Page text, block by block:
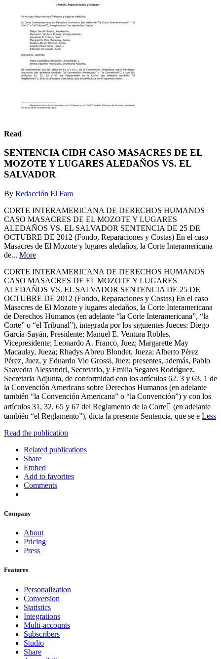
Read
SENTENCIA CIDH CASO MASACRES DE EL
MOZOTE Y LUGARES ALEDAÑOS VS. EL
SALVADOR
By Redacción El Faro
CORTE INTERAMERICANA DE DERECHOS HUMANOS
CASO MASACRES DE EL MOZOTE Y LUGARES
ALEDAÑOS VS. EL SALVADOR SENTENCIA DE 25 DE
OCTUBRE DE 2012 (Fondo, Reparaciones y Costas) En el caso
Masacres de El Mozote y lugares aledaños, la Corte Interamericana
de... More
CORTE INTERAMERICANA DE DERECHOS HUMANOS
CASO MASACRES DE EL MOZOTE Y LUGARES
ALEDAÑOS VS. EL SALVADOR SENTENCIA DE 25 DE
OCTUBRE DE 2012 (Fondo, Reparaciones y Costas) En el caso
Masacres de El Mozote y lugares aledaños, la Corte Interamericana
de Derechos Humanos (en adelante “la Corte Interamericana”, “la
Corte” o “el Tribunal”), integrada por los siguientes Jueces: Diego
García-Sayán, Presidente; Manuel E. Ventura Robles,
Vicepresidente; Leonardo A. Franco, Juez; Margarette May
Macaulay, Jueza; Rhadys Abreu Blondet, Jueza; Alberto Pérez
Pérez, Juez, y Eduardo Vio Grossi, Juez; presentes, además, Pablo
Saavedra Alessandri, Secretario, y Emilia Segares Rodríguez,
Secretaria Adjunta, de conformidad con los artículos 62. 3 y 63. 1 de
la Convención Americana sobre Derechos Humanos (en adelante
también “la Convención Americana” o “la Convención”) y con los
artículos 31, 32, 65 y 67 del Reglamento de la Corte (en adelante
también “el Reglamento”), dicta la presente Sentencia, que se e Less
Read the publication
Related publications
Share
Embed
Add to favorites
Comments
Company
About
Pricing
Press
Features
Personalization
Conversion
Statistics
Integrations
Multi-accounts
Subscribers
Studio
Share